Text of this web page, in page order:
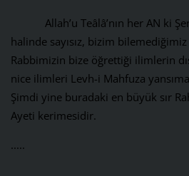
Allah’u Teâlâ’nın her AN ki
halinde sayısız, bizim
Rabbimizin bize öğrettiği ilimlerin
nice ilimleri Levh-i Mahfuza
Şimdi yine buradaki en büyük sır
Ayeti kerimesidir.
.....